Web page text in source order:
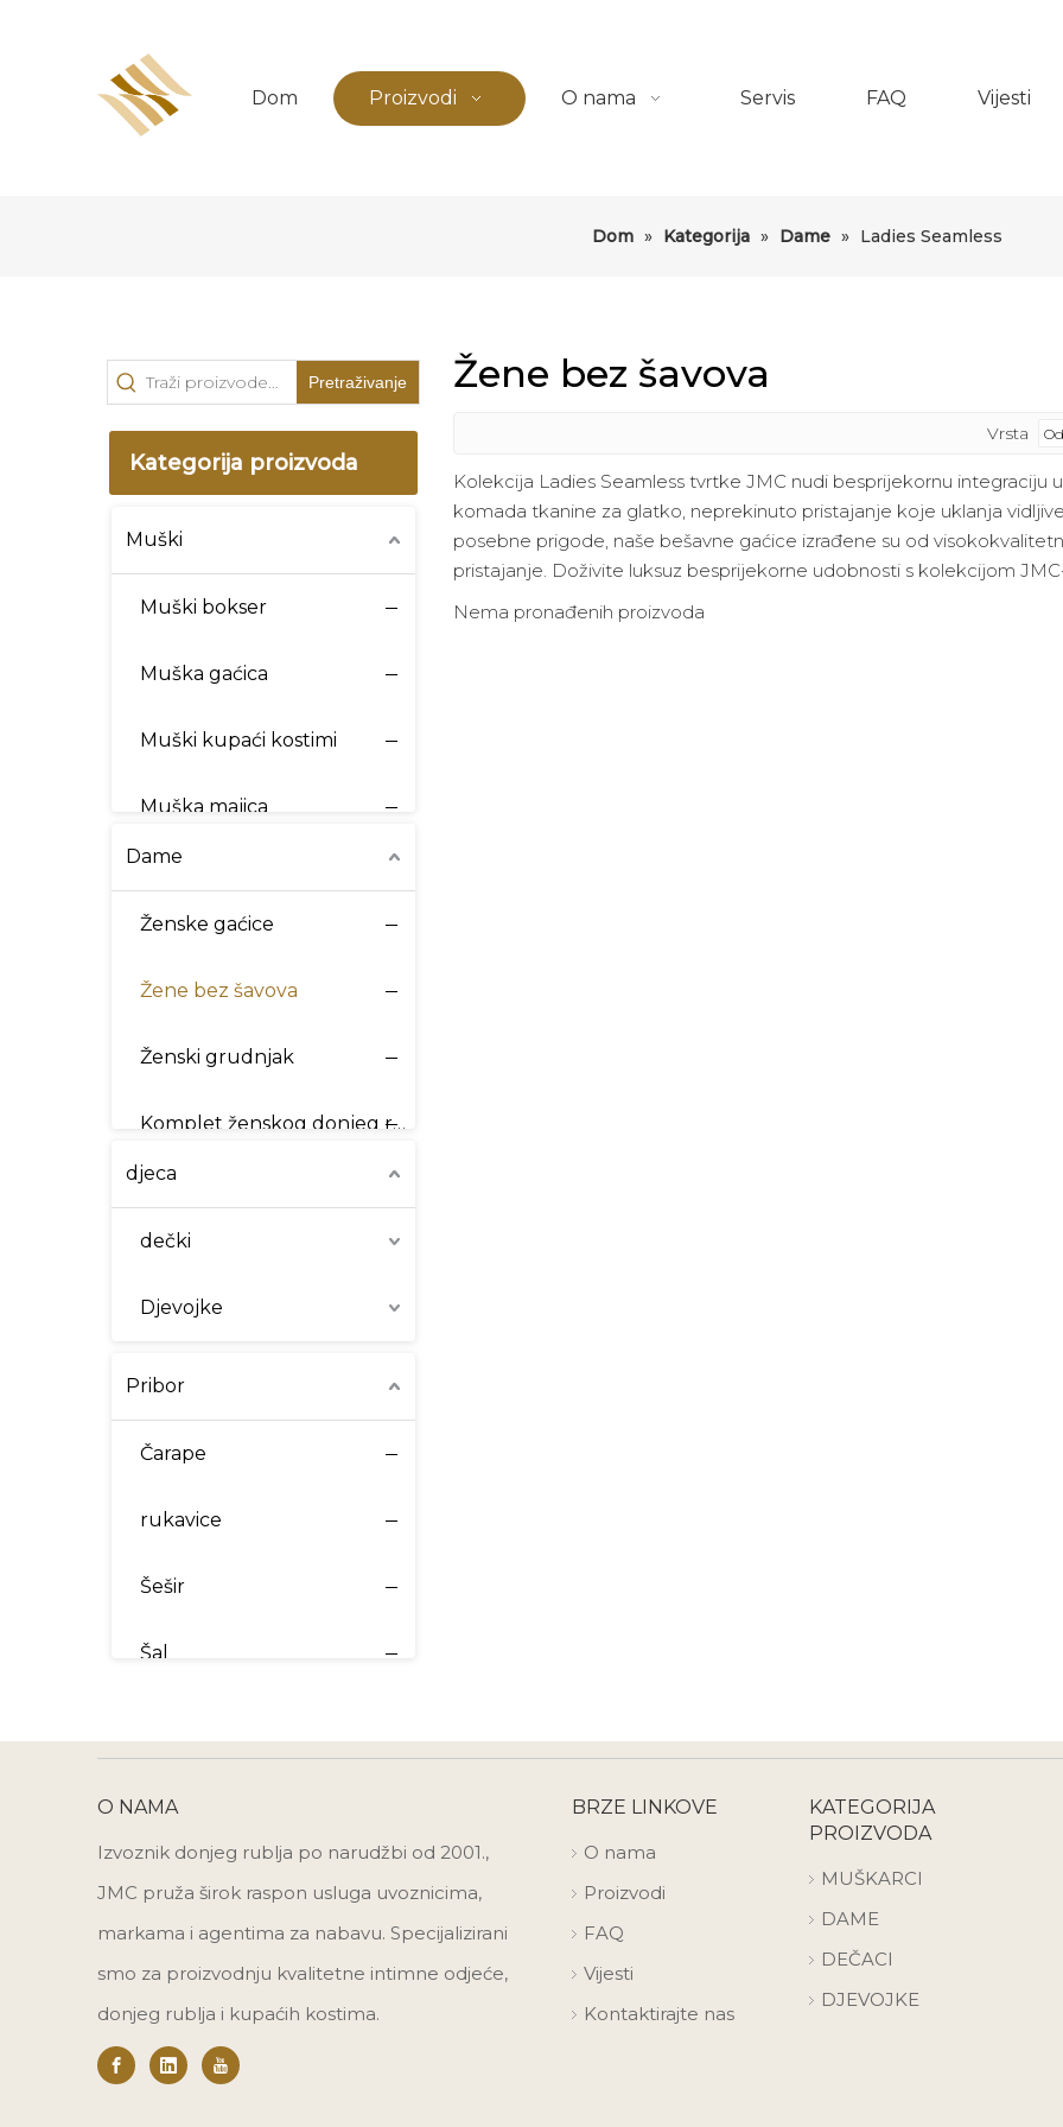
Dom Proizvodi O nama Servis FAQ Vijesti
Dom » Kategorija » Dame » Ladies Seamless
Pretraživanje
Kategorija proizvoda
Muški
Muški bokser
Muška gaćica
Muški kupaći kostimi
Muška majica
Atletsko donje rublje
Muški bešavni
Dame
Ženske gaćice
Žene bez šavova
Ženski grudnjak
Komplet ženskog donjeg rublja
Ženski kupaći kostimi
Ženski korzet
Ženska aktivna odjeća
Ženske salonke
djeca
dečki
Djevojke
Pribor
Čarape
rukavice
Šešir
Šal
Žene bez šavova
Vrsta
Kolekcija Ladies Seamless tvrtke JMC nudi besprijekornu integraciju
komada tkanine za glatko, neprekinuto pristajanje koje uklanja
posebne prigode, naše bešavne gaćice izrađene su od
pristajanje. Doživite luksuz besprijekorne udobnosti s kolekcijom
Nema pronađenih proizvoda
O NAMA
Izvoznik donjeg rublja po narudžbi od 2001.,
JMC pruža širok raspon usluga uvoznicima,
markama i agentima za nabavu. Specijalizirani
smo za proizvodnju kvalitetne intimne odjeće,
donjeg rublja i kupaćih kostima.
BRZE LINKOVE
O nama
Proizvodi
FAQ
Vijesti
Kontaktirajte nas
KATEGORIJA
PROIZVODA
MUŠKARCI
DAME
DEČACI
DJEVOJKE